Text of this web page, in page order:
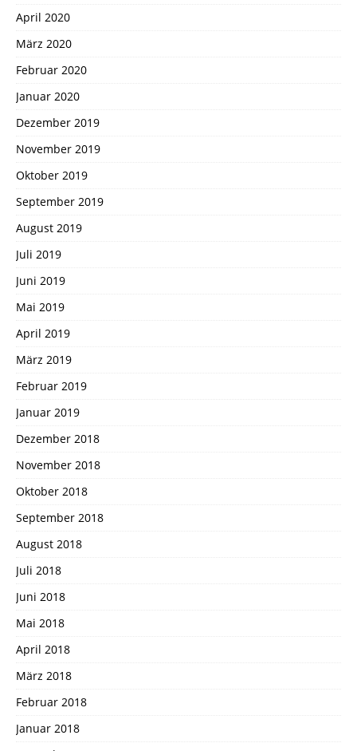
April 2020
März 2020
Februar 2020
Januar 2020
Dezember 2019
November 2019
Oktober 2019
September 2019
August 2019
Juli 2019
Juni 2019
Mai 2019
April 2019
März 2019
Februar 2019
Januar 2019
Dezember 2018
November 2018
Oktober 2018
September 2018
August 2018
Juli 2018
Juni 2018
Mai 2018
April 2018
März 2018
Februar 2018
Januar 2018